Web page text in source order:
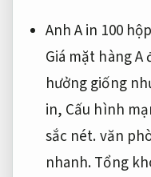
Anh A in 100
Giá mặt hàng
hưởng giống
in, Cấu hình
sắc nét.văn
nhanh.Tổng